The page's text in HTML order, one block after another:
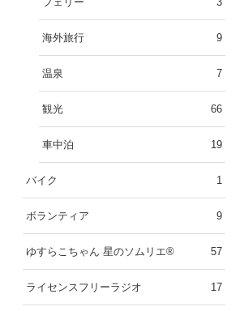
海外旅行 9
温泉 7
観光 66
車中泊 19
バイク 1
ボランティア 9
ゆすらこちゃん 星のソムリエ®︎ 57
ライセンスフリーラジオ 17